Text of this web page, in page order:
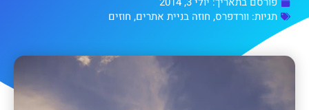
תגיות: וורדפרס, חוזה בניית אתרים, חוזים